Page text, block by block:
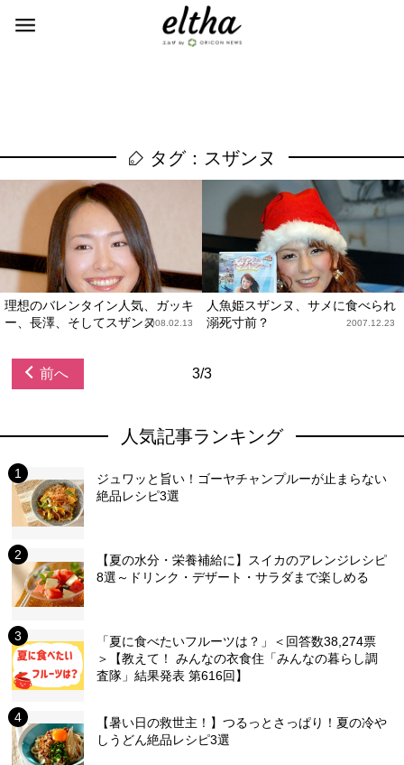
タグ：スザンヌ
理想のバレンタイン人気、ガッキ
ー、長澤、そしてスザンヌ2008.02.13
人魚姫スザンヌ、サメに食べられ
溺死寸前？
2007.12.23
前へ 3/3
人気記事ランキング
ジュワッと旨い！ゴーヤチャンプルーが止まらない
絶品レシピ3選
【夏の水分・栄養補給に】スイカのアレンジレシピ
8選～ドリンク・デザート・サラダまで楽しめる
「夏に食べたいフルーツは？」＜回答数38,274票
＞【教えて！ みんなの衣食住「みんなの暮らし調
査隊」結果発表 第616回】
【暑い日の救世主！】つるっとさっぱり！夏の冷や
しうどん絶品レシピ3選